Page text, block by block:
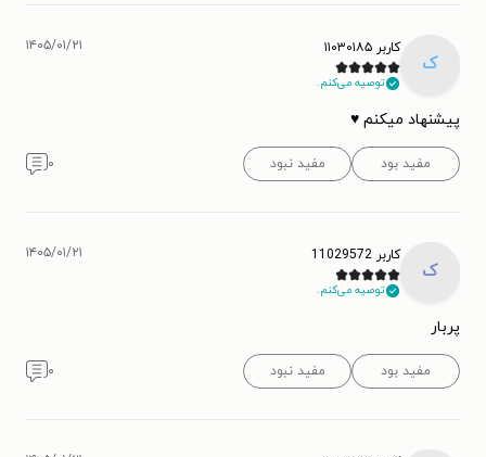
ک
کاربر ۱۱۰۳۰۱۸۵
توصیه می‌کنم.
۱۴۰۵/۰۱/۲۱
پیشنهاد میکنم ♥️
مفید بود مفید نبود ۰
ک
کاربر 11029572
توصیه می‌کنم.
۱۴۰۵/۰۱/۲۱
پربار
مفید بود مفید نبود ۰